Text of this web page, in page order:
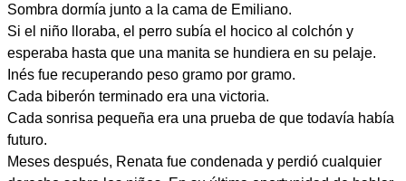
Sombra dormía junto a la cama de Emiliano.
Si el niño lloraba, el perro subía el hocico al colchón y
esperaba hasta que una manita se hundiera en su pelaje.
Inés fue recuperando peso gramo por gramo.
Cada biberón terminado era una victoria.
Cada sonrisa pequeña era una prueba de que todavía había
futuro.
Meses después, Renata fue condenada y perdió cualquier